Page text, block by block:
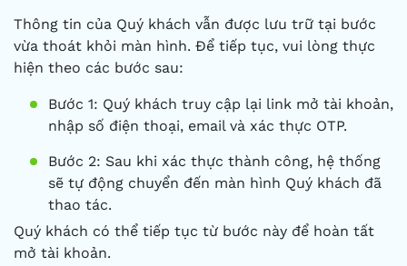
Thông tin của Quý khách vẫn được lưu trữ tại bước
vừa thoát khỏi màn hình. Để tiếp tục, vui lòng thực
hiện theo các bước sau:
Bước 1: Quý khách truy cập lại link mở tài khoản,
nhập số điện thoại, email và xác thực OTP.
Bước 2: Sau khi xác thực thành công, hệ thống
sẽ tự động chuyển đến màn hình Quý khách đã
thao tác.
Quý khách có thể tiếp tục từ bước này để hoàn tất
mở tài khoản.